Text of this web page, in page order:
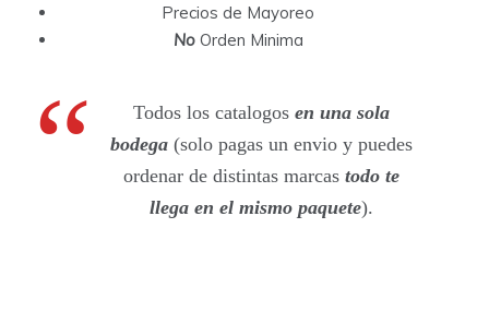
Precios de Mayoreo
NoOrden Minima
Todos los catalogos en una sola
bodega (solo pagas un envio y puedes
ordenar de distintas marcastodo te
llega en el mismo paquete).